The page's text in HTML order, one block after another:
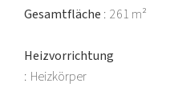
Gesamtfläche 261 m²
Heizvorrichtung
Heizkörper